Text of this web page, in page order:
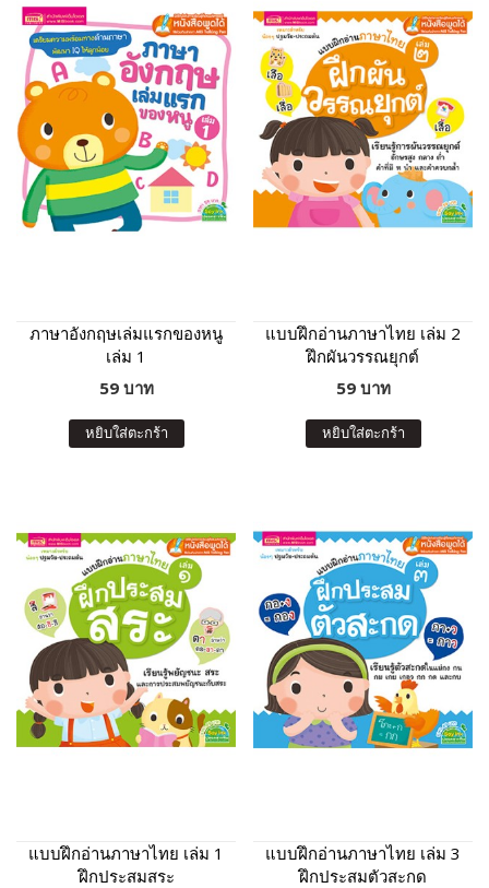
ภาษาอังกฤษเล่มแรกของหนู
เล่ม 1
59 บาท
หยิบใส่ตะกร้า
แบบฝึกอ่านภาษาไทย เล่ม 2
ฝึกผันวรรณยุกต์
59 บาท
หยิบใส่ตะกร้า
แบบฝึกอ่านภาษาไทย เล่ม 1
ฝึกประสมสระ
แบบฝึกอ่านภาษาไทย เล่ม 3
ฝึกประสมตัวสะกด